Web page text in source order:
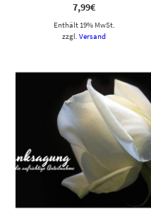
7,99€
Enthält 19% MwSt.
zzgl.Versand